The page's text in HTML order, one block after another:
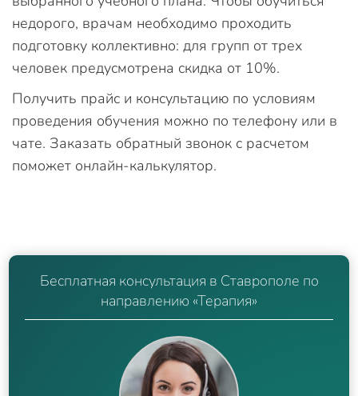
недорого, врачам необходимо проходить
подготовку коллективно: для групп от трех
человек предусмотрена скидка от 10%.
Получить прайс и консультацию по условиям
проведения обучения можно по телефону или в
чате. Заказать обратный звонок с расчетом
поможет онлайн-калькулятор.
Бесплатная консультация в Ставрополе по
направлению «Терапия»